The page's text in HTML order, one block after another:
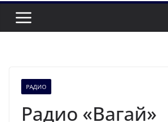
РАДИО
Радио «Вагай»